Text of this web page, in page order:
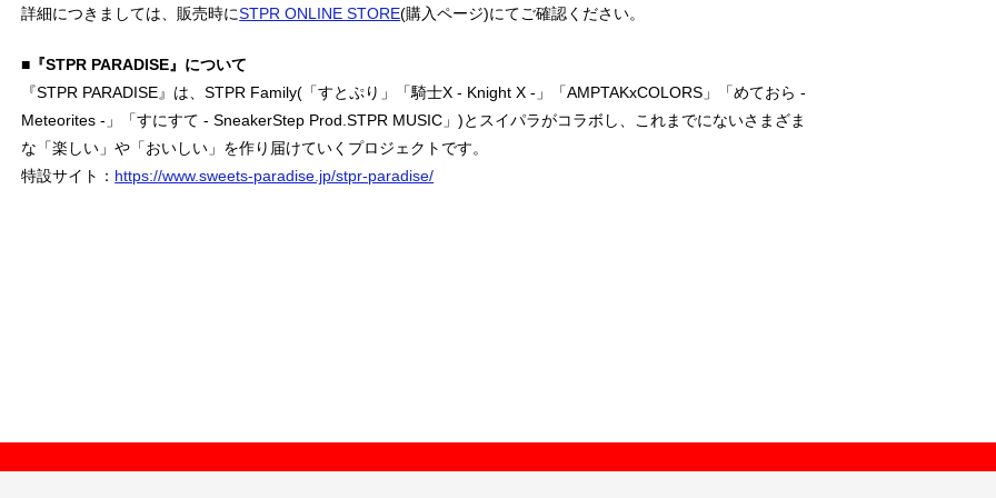
詳細につきましては、販売時にSTPR ONLINE STORE(購入ページ)にてご確認ください。
■『STPR PARADISE』について
『STPR PARADISE』は、STPR Family(「すとぷり」「騎士X - Knight X -」「AMPTAKxCOLORS」「めておら -
Meteorites -」「すにすて - SneakerStep Prod.STPR MUSIC」)とスイパラがコラボし、これまでにないさまざま
な「楽しい」や「おいしい」を作り届けていくプロジェクトです。
特設サイト： https://www.sweets-paradise.jp/stpr-paradise/